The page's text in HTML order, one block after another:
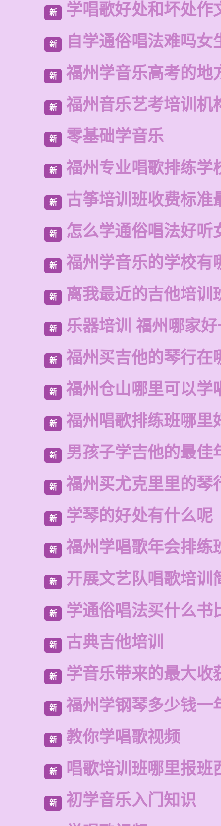
新 学唱歌好处和坏处作
新 自学通俗唱法难吗女
新 福州学音乐高考的地
新 福州音乐艺考培训机
新 零基础学音乐
新 福州专业唱歌排练学
新 古筝培训班收费标准
新 怎么学通俗唱法好听
新 福州学音乐的学校有
新 离我最近的吉他培训
新 乐器培训 福州哪家
新 福州买吉他的琴行在
新 福州仓山哪里可以学
新 福州唱歌排练班哪里
新 男孩子学吉他的最佳
新 福州买尤克里里的琴
新 学琴的好处有什么呢
新 福州学唱歌年会排练
新 开展文艺队唱歌培训
新 学通俗唱法买什么书
新 古典吉他培训
新 学音乐带来的最大收
新 福州学钢琴多少钱一
新 教你学唱歌视频
新 唱歌培训班哪里报班
新
初学音乐入门知识